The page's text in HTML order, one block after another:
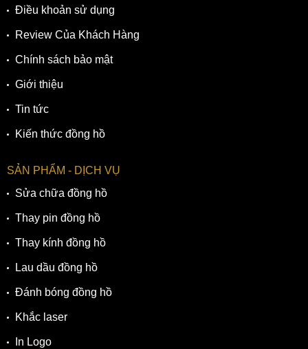
Điều khoản sử dụng
Review Của Khách Hàng
Chính sách bảo mật
Giới thiệu
Tin tức
Kiến thức đồng hồ
SẢN PHẨM - DỊCH VỤ
Sửa chữa đồng hồ
Thay pin đồng hồ
Thay kính đồng hồ
Lau dầu đồng hồ
Đánh bóng đồng hồ
Khắc laser
In Logo